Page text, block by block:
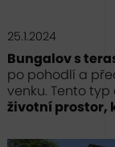
25.1.2024
Bungalov s
po pohodlí a
venku. Tento
životní prostor,